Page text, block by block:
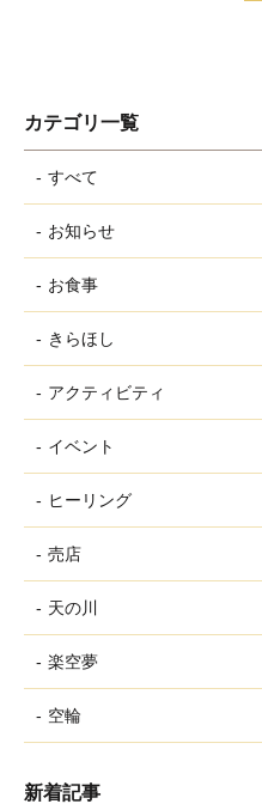
カテゴリ一覧
すべて
お知らせ
お食事
きらほし
アクティビティ
イベント
ヒーリング
売店
天の川
楽空夢
空輪
新着記事